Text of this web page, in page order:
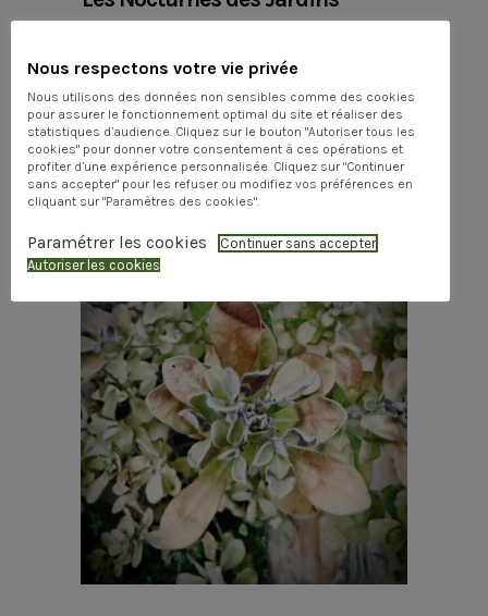
Share 0 0
Nous respectons votre vie privée
Nous utilisons des données non sensibles comme des cookies
pour assurer le fonctionnement optimal du site et réaliser des
statistiques d’audience. Cliquez sur le bouton "Autoriser tous les
cookies" pour donner votre consentement à ces opérations et
profiter d’une expérience personnalisée. Cliquez sur "Continuer
sans accepter" pour les refuser ou modifiez vos préférences en
cliquant sur "Paramètres des cookies".
Paramétrer les cookies
Continuer sans accepter
Autoriser les cookies